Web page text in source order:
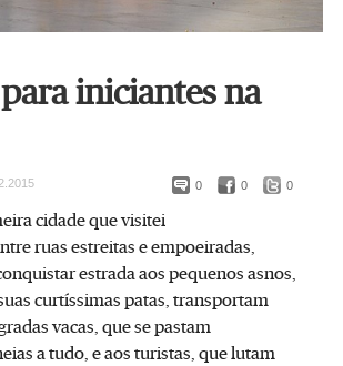
iniciantes na
0 0 0
cidade que visitei
ruas estreitas e empoeiradas,
estrada aos pequenos asnos,
curtíssimas patas, transportam
vacas, que se pastam
a tudo, e aos turistas, que lutam